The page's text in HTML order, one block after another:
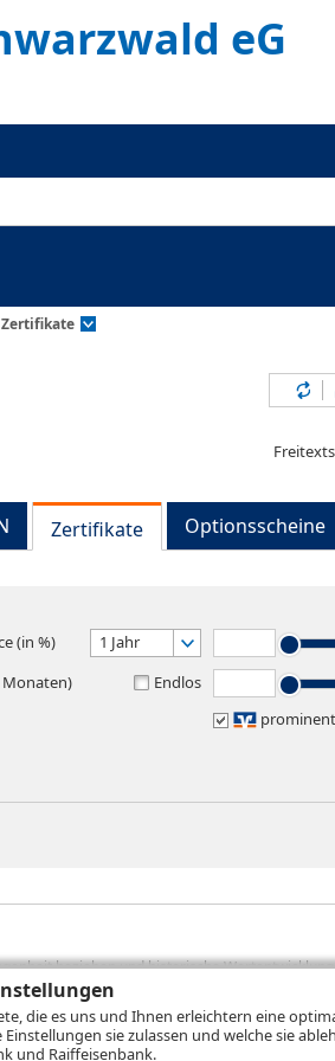
die es uns und Ihnen erleichtern eine
sie zulassen und welche sie
und Raiffeisenbank.
eG
Zertifikate
Zertifikate Optionsscheine
(in %)
1 Jahr
Monaten)
Endlos
prominent
beziehen und historische
stets um Bruttowertangaben. Bei
in der Regel anfallen, nicht berücksichtigt.
einzelnen Wertpapierseiten Ihre individuell
und etwaigen Depotgebühren ergibt,